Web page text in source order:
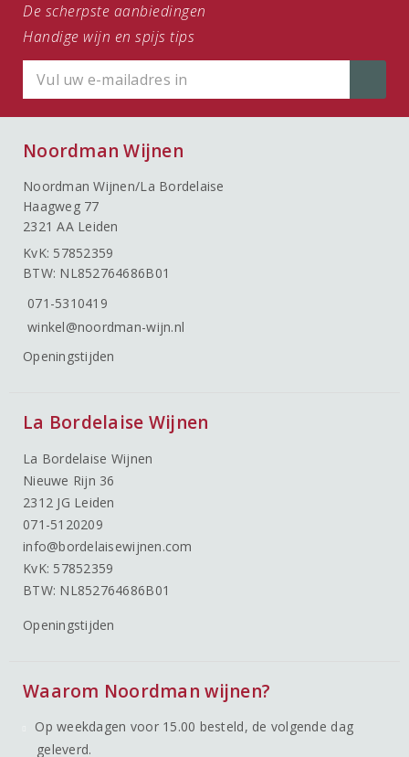
De scherpste aanbiedingen
Handige wijn en spijs tips
Noordman Wijnen
Noordman Wijnen/La Bordelaise
Haagweg 77
2321 AA Leiden
KvK: 57852359
BTW: NL852764686B01
071-5310419
winkel@noordman-wijn.nl
Openingstijden
La Bordelaise Wijnen
La Bordelaise Wijnen
Nieuwe Rijn 36
2312 JG Leiden
071-5120209
info@bordelaisewijnen.com
KvK: 57852359
BTW: NL852764686B01
Openingstijden
Waarom Noordman wijnen?
Op weekdagen voor 15.00 besteld, de volgende dag
geleverd.